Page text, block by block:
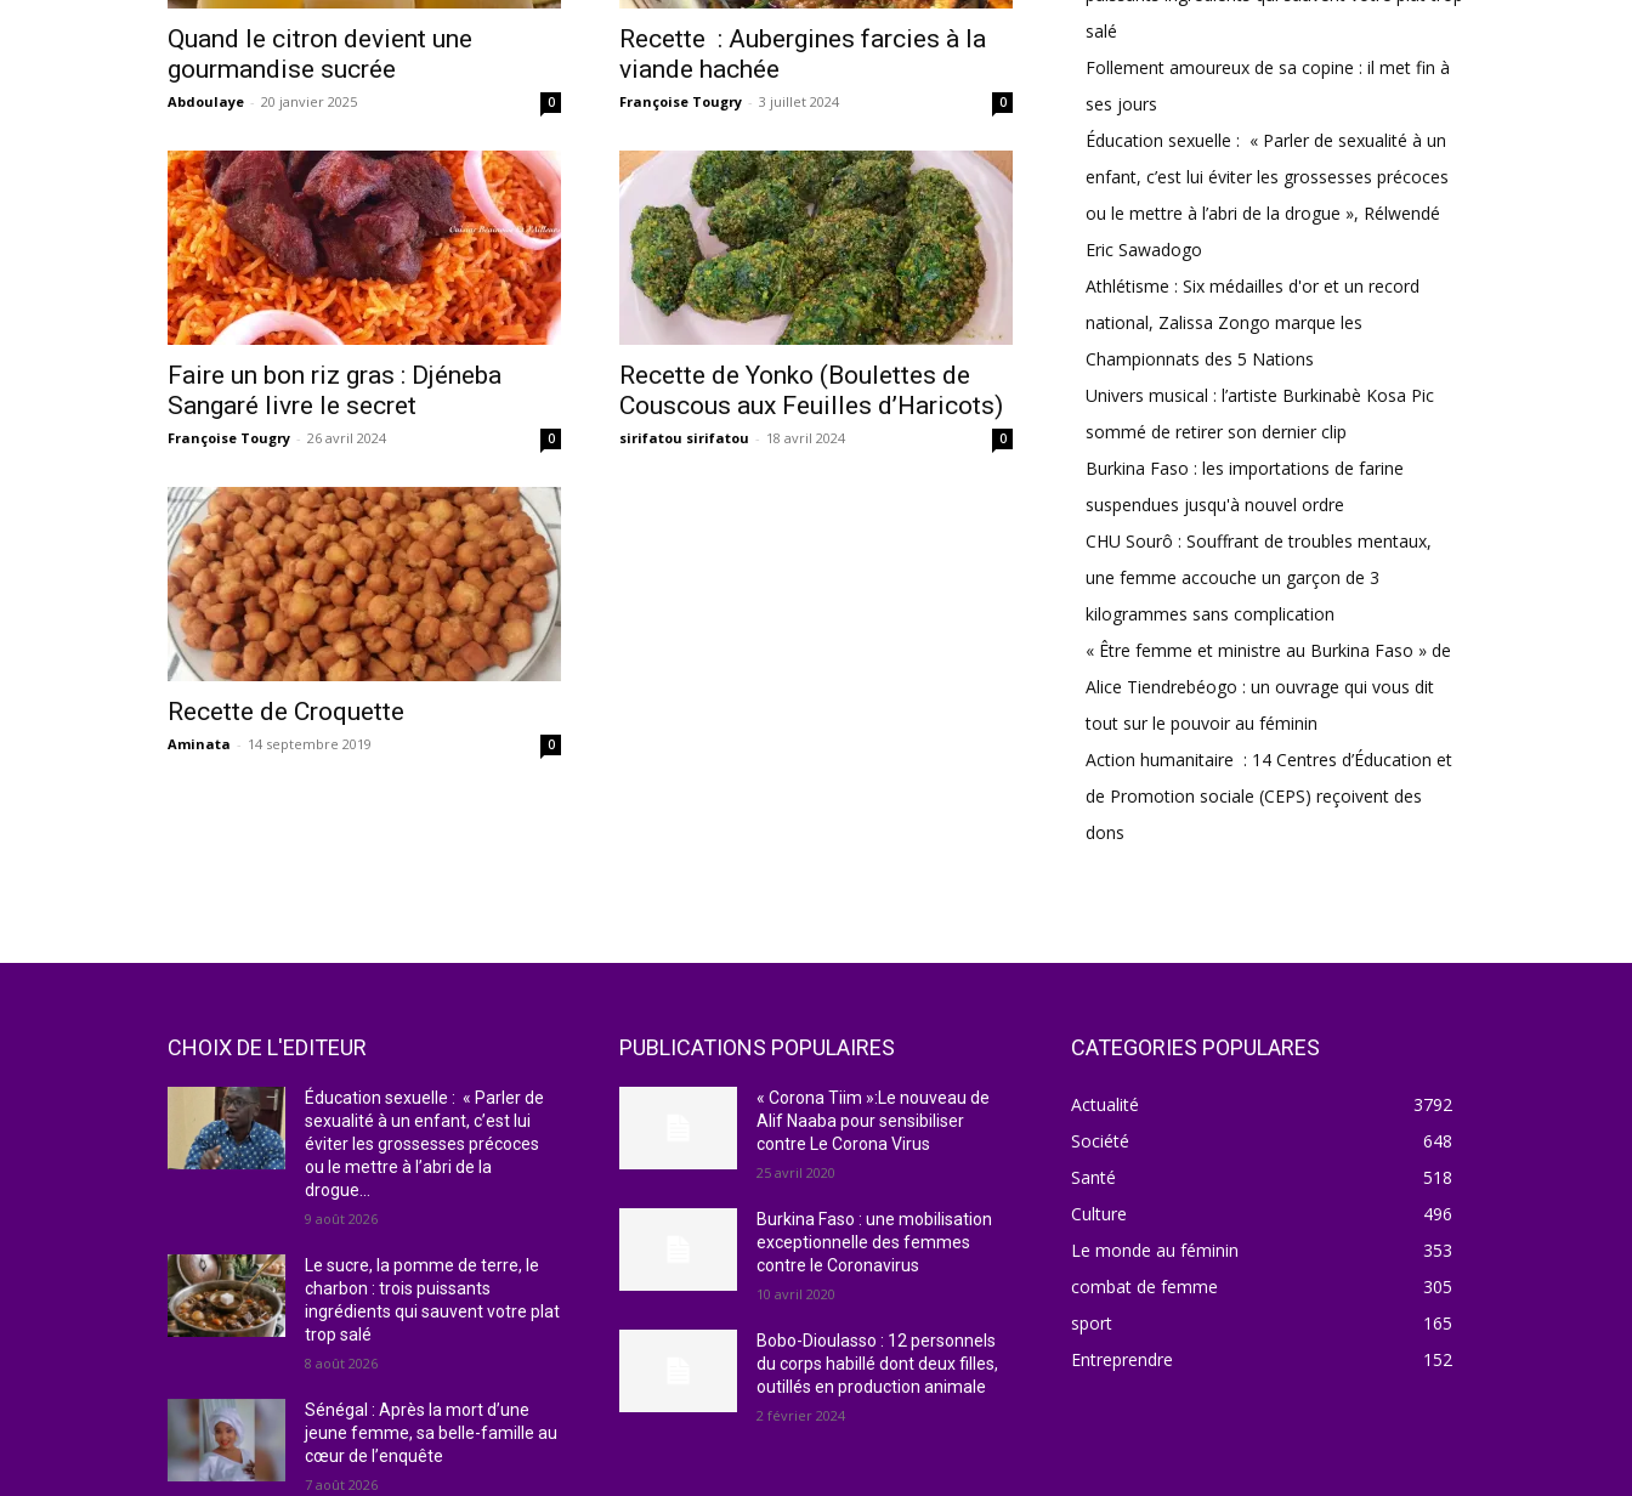
Quand le citron devient une
gourmandise sucrée
Abdoulaye - 20 janvier 2025 0
Recette : Aubergines farcies à la
viande hachée
Françoise Tougry - 3 juillet 2024 0
Faire un bon riz gras : Djéneba
Sangaré livre le secret
Françoise Tougry - 26 avril 2024 0
Recette de Yonko (Boulettes de
Couscous aux Feuilles d’Haricots)
sirifatou sirifatou - 18 avril 2024 0
Recette de Croquette
Aminata - 14 septembre 2019 0
salé
Follement amoureux de sa copine : il met fin à
ses jours
Éducation sexuelle : « Parler de sexualité à un
enfant, c’est lui éviter les grossesses précoces
ou le mettre à l’abri de la drogue », Rélwendé
Eric Sawadogo
Athlétisme : Six médailles d'or et un record
national, Zalissa Zongo marque les
Championnats des 5 Nations
Univers musical : l’artiste Burkinabè Kosa Pic
sommé de retirer son dernier clip
Burkina Faso : les importations de farine
suspendues jusqu'à nouvel ordre
CHU Sourô : Souffrant de troubles mentaux,
une femme accouche un garçon de 3
kilogrammes sans complication
« Être femme et ministre au Burkina Faso » de
Alice Tiendrebéogo : un ouvrage qui vous dit
tout sur le pouvoir au féminin
Action humanitaire : 14 Centres d’Éducation et
de Promotion sociale (CEPS) reçoivent des
dons
CHOIX DE L'EDITEUR
Éducation sexuelle : « Parler de
sexualité à un enfant, c’est lui
éviter les grossesses précoces
ou le mettre à l’abri de la
drogue...
9 août 2026
Le sucre, la pomme de terre, le
charbon : trois puissants
ingrédients qui sauvent votre plat
trop salé
8 août 2026
Sénégal : Après la mort d’une
jeune femme, sa belle-famille au
cœur de l’enquête
7 août 2026
PUBLICATIONS POPULAIRES
« Corona Tiim »:Le nouveau de
Alif Naaba pour sensibiliser
contre Le Corona Virus
25 avril 2020
Burkina Faso : une mobilisation
exceptionnelle des femmes
contre le Coronavirus
10 avril 2020
Bobo-Dioulasso : 12 personnels
du corps habillé dont deux filles,
outillés en production animale
2 février 2024
CATEGORIES POPULARES
Actualité
3792
Société
648
Santé
518
Culture
496
Le monde au féminin
353
combat de femme
305
sport
165
Entreprendre
152